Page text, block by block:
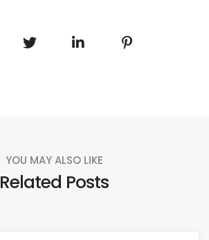
YOU MAY ALSO LIKE
Related Posts